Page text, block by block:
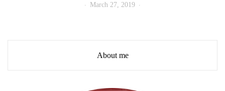
March 27, 2019
About me